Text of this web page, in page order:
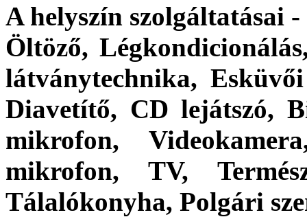
A helyszín szolgáltatásai
Öltöző,
látványtechnika,
Diavetítő, CD lejátszó,
mikrofon,
mikrofon, TV,
Tálalókonyha, Polgári